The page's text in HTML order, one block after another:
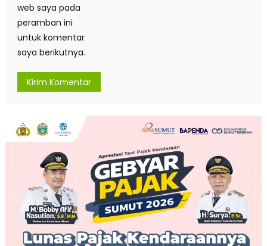
web saya pada
peramban ini
untuk komentar
saya berikutnya.